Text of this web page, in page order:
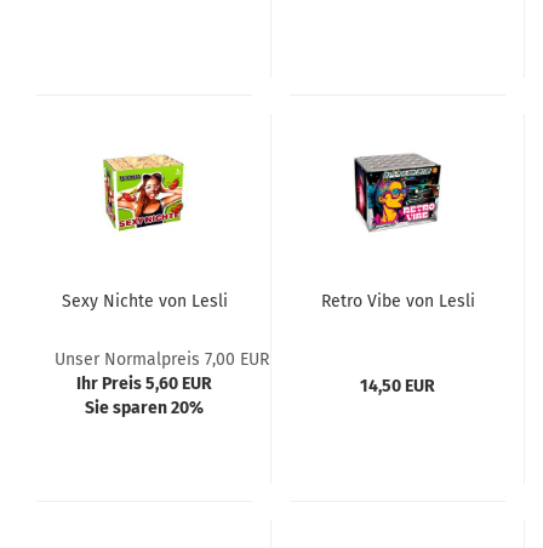
Sexy Nichte von Lesli
Unser Normalpreis 7,00 EUR
Ihr Preis 5,60 EUR
Sie sparen 20%
Retro Vibe von Lesli
14,50 EUR